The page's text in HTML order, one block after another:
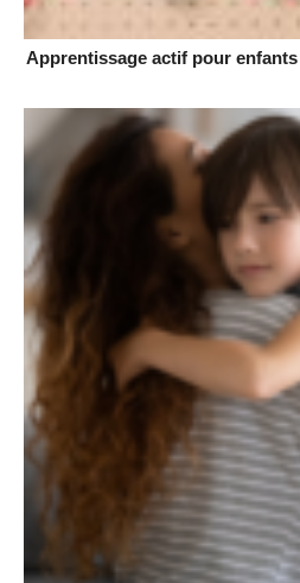
Apprentissage actif pour